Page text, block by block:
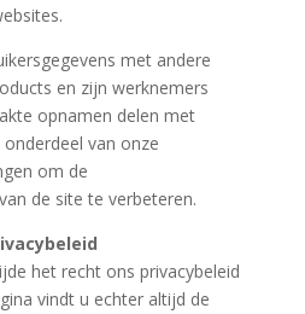
met andere
en zijn werknemers
opnamen delen met
van onze
om de
de site te verbeteren.
het recht ons privacybeleid
vindt u echter altijd de